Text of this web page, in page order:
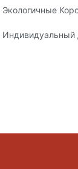
Премиум-
Экологичные